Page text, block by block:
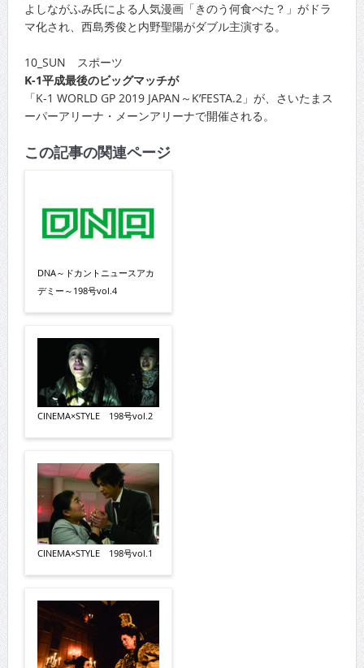
よしながふみ氏による人気漫画「きのう何食べた？」がドラ
マ化され、西島秀俊と内野聖陽がダブル主演する。
10_SUN スポーツ
K-1平成最後のビッグマッチが
「K-1 WORLD GP 2019 JAPAN～K’FESTA.2」が、さいたまス
ーパーアリーナ・メーンアリーナで開催される。
この記事の関連ページ
DNA～ドカントニュースアカ
デミー～198号vol.4
CINEMA×STYLE 198号vol.2
CINEMA×STYLE 198号vol.1